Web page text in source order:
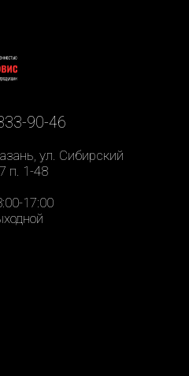
90-46
ул. Сибирский
п. 1-48
17:00